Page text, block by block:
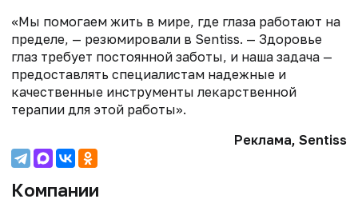
«Мы помогаем жить в мире, где глаза работают на
пределе, — резюмировали в Sentiss. — Здоровье
глаз требует постоянной заботы, и наша задача —
предоставлять специалистам надежные и
качественные инструменты лекарственной
терапии для этой работы».
Реклама, Sentiss
Компании